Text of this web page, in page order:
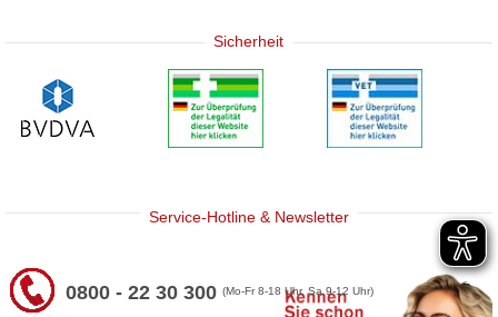
Sicherheit
Service-Hotline & Newsletter
0800 - 22 30 300(Mo-Fr 8-18 Uhr, Sa 9-12 Uhr)